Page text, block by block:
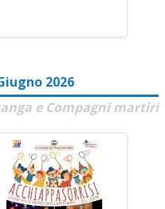
2026
e Compagni martiri